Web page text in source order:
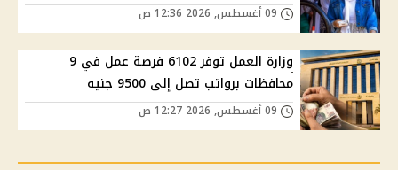
وزارة العمل توفر 6102 فرصة عمل في 9
محافظات برواتب تصل إلى 9500 جنيه